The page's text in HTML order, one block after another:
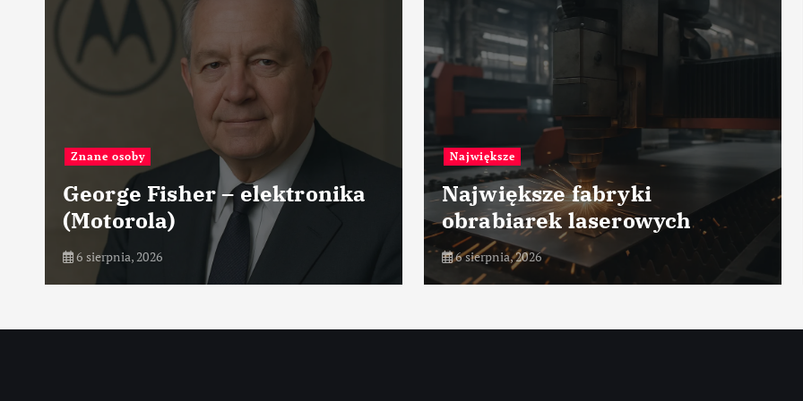
– elektronika
Największe
Największe fabryki
obrabiarek laserowych
Zarządzanie
procesowym